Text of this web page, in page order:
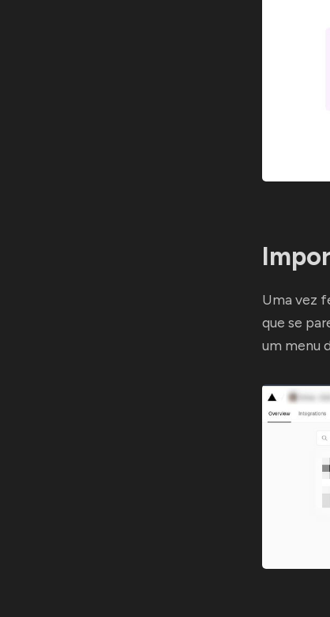
Uma vez
que se
um menu